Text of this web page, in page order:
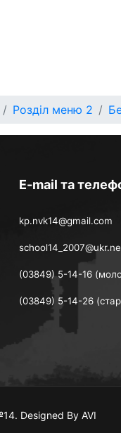
Розділ меню 2
E-mail та
kp.nvk14@gmail.com
(03849) 5-14-16
(03849) 5-14-26
Designed By AVI